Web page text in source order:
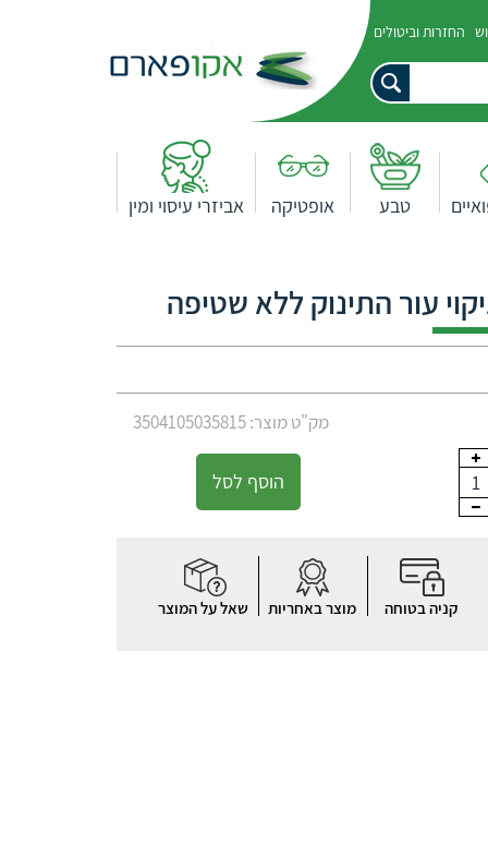
החזרות וביטולים
טבע אופטיקה אביזרי עיסוי ומין
עור התינוק ללא שטיפה
מק"ט מוצר: 3504105035815
1 הוסף לסל
קניה בטוחה מוצר באחריות שאל על המוצר